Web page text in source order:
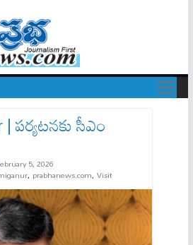
పర్యటనకు సీఎం
5, 2026
, prabhanews.com, Visit